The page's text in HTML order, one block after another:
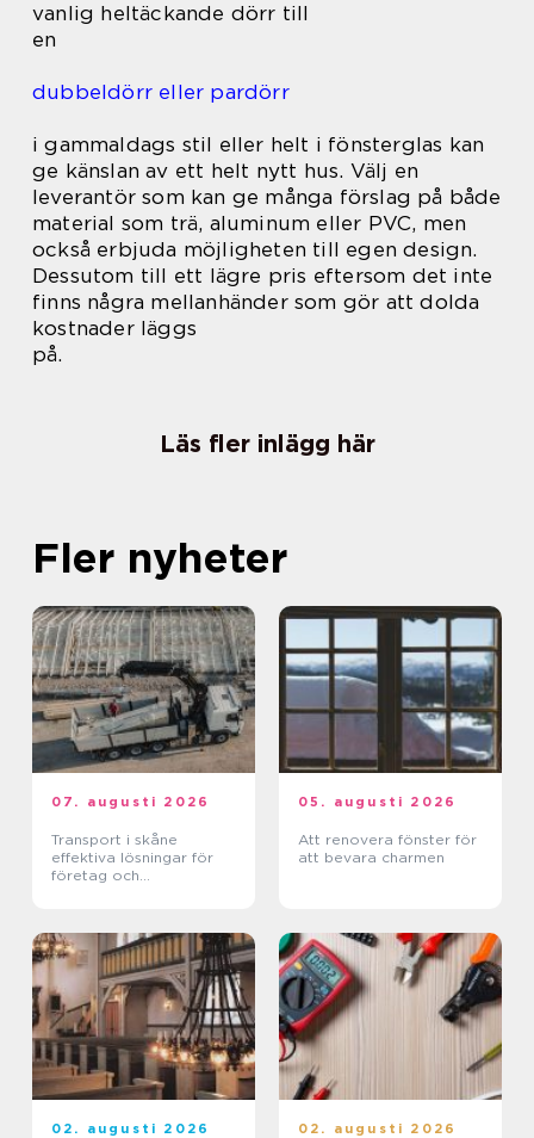
vanlig heltäckande dörr till
en
dubbeldörr eller pardörr
i gammaldags stil eller helt i fönsterglas kan
ge känslan av ett helt nytt hus. Välj en
leverantör som kan ge många förslag på både
material som trä, aluminum eller PVC, men
också erbjuda möjligheten till egen design.
Dessutom till ett lägre pris eftersom det inte
finns några mellanhänder som gör att dolda
kostnader läggs
på.
Läs fler inlägg här
Fler nyheter
07. augusti 2026
Transport i skåne
effektiva lösningar för
företag och
05. augusti 2026
Att renovera fönster för
att bevara charmen
02. augusti 2026 02. augusti 2026